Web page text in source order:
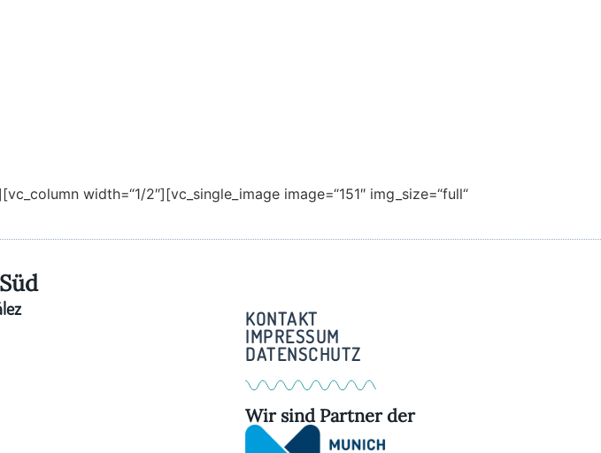
width=“1/2″][vc_single_image image=“151″ img_size=“full“
KONTAKT
IMPRESSUM
DATENSCHUTZ
Wir sind Partner der